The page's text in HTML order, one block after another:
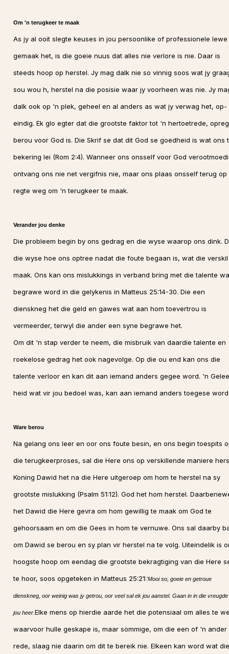
Om 'n terugkeer te maak
As jy al ooit slegte keuses in jou persoonlike of professionele lewe
gemaak het, is die goeie nuus dat alles nie verlore is nie. Daar is
steeds hoop op herstel. Jy mag dalk nie so vinnig soos wat jy
sou wou h, herstel na die posisie waar jy voorheen was nie. Jy
dalk ook op 'n plek, geheel en al anders as wat jy verwag het, op-
eindig. Ek glo egter dat die grootste faktor tot 'n hertoetrede,
berou voor God is. Die Skrif se dat dit God se goedheid is wat ons
bekering lei (Rom 2:4). Wanneer ons onsself voor God
ontvang ons nie net vergifnis nie, maar ons plaas onsself terug op
regte weg om 'n terugkeer te maak.
Verander jou denke
Die probleem begin by ons gedrag en die wyse waarop ons dink.
die wyse hoe ons optree nadat die foute begaan is, wat die verskil
maak. Ons kan ons mislukkings in verband bring met die talente
begrawe word in die gelykenis in Matteus 25:14-30. Die een
dienskneg het die geld en gawes wat aan hom toevertrou is
vermeerder, terwyl die ander een syne begrawe het.
Om dit 'n stap verder te neem, die misbruik van daardie talente en
roekelose gedrag het ook nagevolge. Op die ou end kan ons die
talente verloor en kan dit aan iemand anders gegee word. 'n
heid wat vir jou bedoel was, kan aan iemand anders toegese
Ware berou
Na gelang ons leer en oor ons foute besin, en ons begin toespits
die terugkeerproses, sal die Here ons op verskillende maniere
Koning Dawid het na die Here uitgeroep om hom te herstel na sy
grootste mislukking (Psalm 51:12). God het hom herstel.
het Dawid die Here gevra om hom gewillig te maak om God te
gehoorsaam en om die Gees in hom te vernuwe. Ons sal daarby
om Dawid se berou en sy plan vir herstel na te volg. Uiteindelik is
hoogste hoop om eendag die grootste bekragtiging van die Here
te hoor, soos opgeteken in Matteus 25:21:'Mooi so, goeie en getroue
dienskneg, oor weinig was jy getrou, oor veel sal ek jou aanstel. Gaan in in die vreugde
jou heer. Elke mens op hierdie aarde het die potensiaal om alles te
waarvoor hulle geskape is, maar sommige, om die een of 'n ander
rede, slaag nie daarin om dit te bereik nie. Elkeen kan word wat die